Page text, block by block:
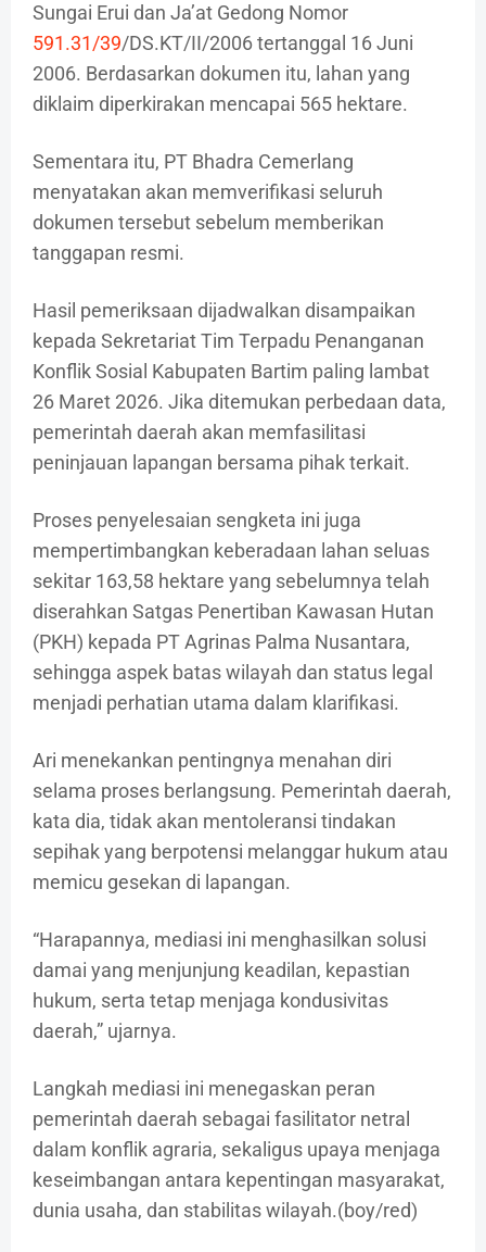
Sungai Erui dan Ja’at Gedong Nomor
591.31/39/DS.KT/II/2006 tertanggal 16 Juni
2006. Berdasarkan dokumen itu, lahan yang
diklaim diperkirakan mencapai 565 hektare.
Sementara itu, PT Bhadra Cemerlang
menyatakan akan memverifikasi seluruh
dokumen tersebut sebelum memberikan
tanggapan resmi.
Hasil pemeriksaan dijadwalkan disampaikan
kepada Sekretariat Tim Terpadu Penanganan
Konflik Sosial Kabupaten Bartim paling lambat
26 Maret 2026. Jika ditemukan perbedaan data,
pemerintah daerah akan memfasilitasi
peninjauan lapangan bersama pihak terkait.
Proses penyelesaian sengketa ini juga
mempertimbangkan keberadaan lahan seluas
sekitar 163,58 hektare yang sebelumnya telah
diserahkan Satgas Penertiban Kawasan Hutan
(PKH) kepada PT Agrinas Palma Nusantara,
sehingga aspek batas wilayah dan status legal
menjadi perhatian utama dalam klarifikasi.
Ari menekankan pentingnya menahan diri
selama proses berlangsung. Pemerintah daerah,
kata dia, tidak akan mentoleransi tindakan
sepihak yang berpotensi melanggar hukum atau
memicu gesekan di lapangan.
“Harapannya, mediasi ini menghasilkan solusi
damai yang menjunjung keadilan, kepastian
hukum, serta tetap menjaga kondusivitas
daerah,” ujarnya.
Langkah mediasi ini menegaskan peran
pemerintah daerah sebagai fasilitator netral
dalam konflik agraria, sekaligus upaya menjaga
keseimbangan antara kepentingan masyarakat,
dunia usaha, dan stabilitas wilayah.(boy/red)